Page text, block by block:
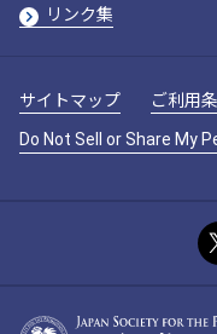
リンク集
サイトマップ ご利用
Do Not Sell or Share My